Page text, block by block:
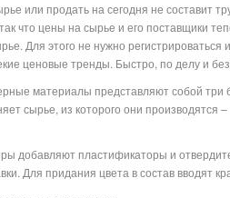
или продать на сегодня не составит
что цены на сырье и его поставщики
Для этого не нужно регистрироваться
ценовые тренды. Быстро, по делу и
материалы представляют собой
сырье, из которого они производятся
добавляют пластификаторы и
Для придания цвета в состав вводят